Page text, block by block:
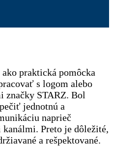
praktická pomôcka
s logom alebo
STARZ. Bol
jednotnú a
naprieč
Preto je dôležité,
a rešpektované.